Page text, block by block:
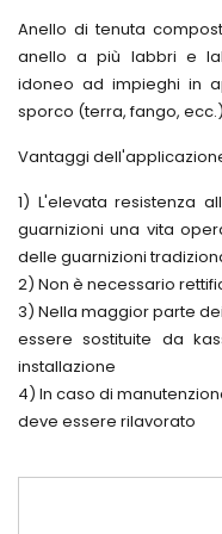
INA
Cuscinetti
in
acciaio
Cuscinetti
per
Mandrini
Supporti
INA
completi
di
ad
induzione
per
HEATER
Lubrificatori
Serie
NA -
NAPN
O-
Altre
a
Simrit
Anello di tenuta
anello a più labbri e
idoneo ad impieghi in
sporco (terra, fango, ecc.)
Vantaggi
1) L'elevata resistenza
guarnizioni una vita
delle guarnizioni
2) Non è necessario
3) Nella maggior parte
essere sostituite da
installazione
4) In caso di
deve essere rilavorato